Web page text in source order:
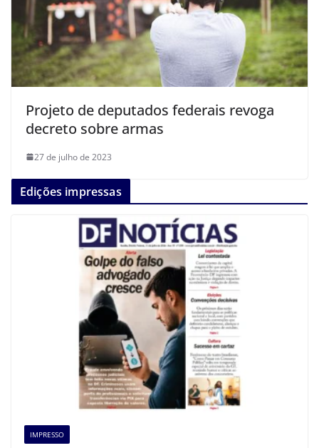
Projeto de deputados federais revoga
decreto sobre armas
27 de julho de 2023
Edições impressas
IMPRESSO